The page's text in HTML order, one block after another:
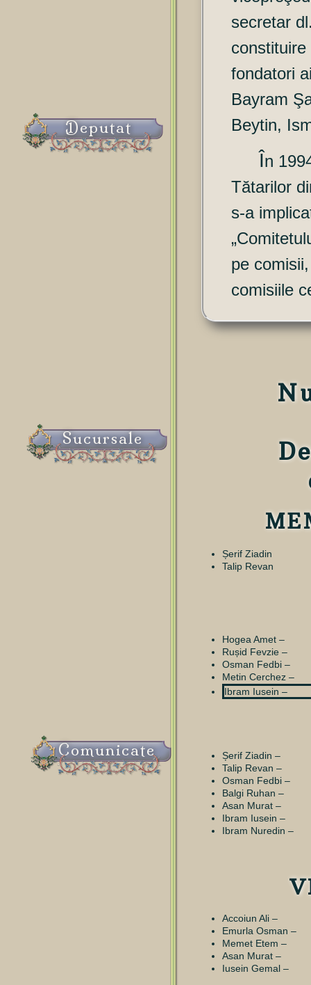
Deputat
Sucursale
Comunicate
secretar
fondatori
Bayram
Beytin,
În
Tătarilor
s-a
pe
comisiile
Șerif Ziadin
Talip Revan
Hogea Amet –
Rușid Fevzie –
Osman Fedbi –
Metin Cerchez –
Ibram Iusein –
Șerif Ziadin –
Talip Revan –
Osman Fedbi –
Balgi Ruhan –
Asan Murat –
Ibram Iusein –
Ibram Nuredin –
Accoiun Ali –
Emurla Osman –
Memet Etem –
Asan Murat –
Iusein Gemal –